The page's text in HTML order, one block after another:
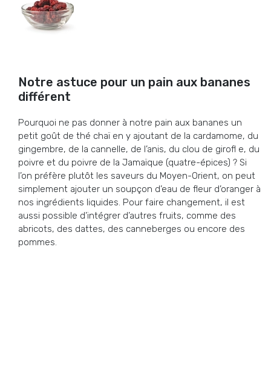
Notre astuce pour un pain aux bananes
différent
Pourquoi ne pas donner à notre pain aux bananes un
petit goût de thé chaï en y ajoutant de la cardamome, du
gingembre, de la cannelle, de l’anis, du clou de girofl e, du
poivre et du poivre de la Jamaïque (quatre-épices) ? Si
l’on préfère plutôt les saveurs du Moyen-Orient, on peut
simplement ajouter un soupçon d’eau de fleur d’oranger à
nos ingrédients liquides. Pour faire changement, il est
aussi possible d’intégrer d’autres fruits, comme des
abricots, des dattes, des canneberges ou encore des
pommes.